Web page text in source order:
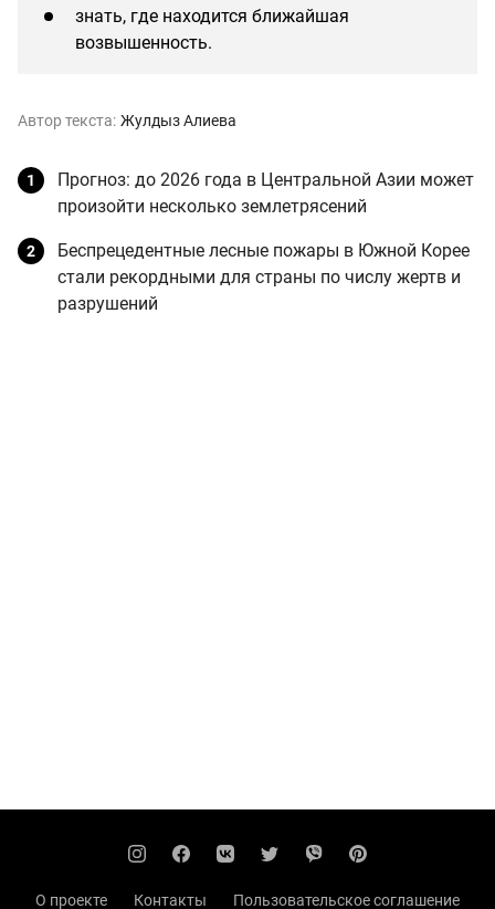
знать, где находится ближайшая
возвышенность.
Автор текста: Жулдыз Алиева
Прогноз: до 2026 года в Центральной Азии может
произойти несколько землетрясений
Беспрецедентные лесные пожары в Южной Корее
стали рекордными для страны по числу жертв и
разрушений
О проекте Контакты Пользовательское соглашение